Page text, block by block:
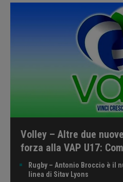
Volley – Altre due
forza alla VAP U17:
Rugby – Antonio Broccio è il
linea di Sitav Lyons